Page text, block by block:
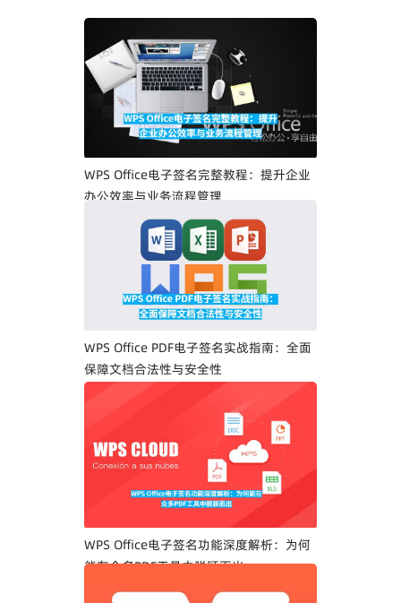
WPS Office电子签名完整教程：提升企业
办公效率与业务流程管理
WPS Office PDF电子签名实战指南：全面
保障文档合法性与安全性
WPS Office电子签名功能深度解析：为何
能在众多PDF工具中脱颖而出